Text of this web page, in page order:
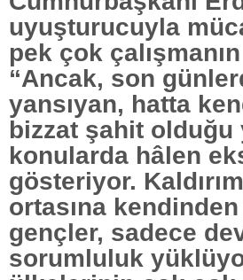
uyuşturucuyla
pek çok
“Ancak, son
yansıyan, hatta
bizzat şahit olduğu
konularda hâlen
gösteriyor.
ortasına
gençler, sadece
sorumluluk